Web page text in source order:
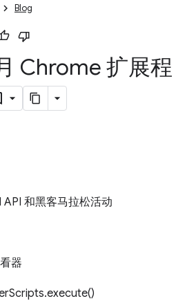
Blog
Chrome 扩展程
和黑客马拉松活动
器